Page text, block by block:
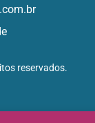
reservados.